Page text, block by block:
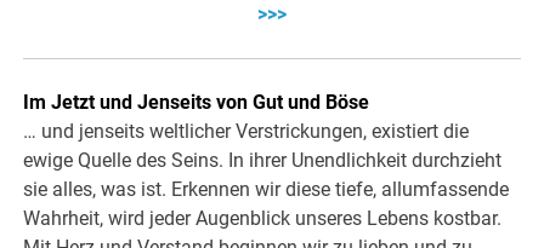
>>>
Im Jetzt und Jenseits von Gut und Böse
… und jenseits weltlicher Verstrickungen, existiert die
ewige Quelle des Seins. In ihrer Unendlichkeit durchzieht
sie alles, was ist. Erkennen wir diese tiefe, allumfassende
Wahrheit, wird jeder Augenblick unseres Lebens kostbar.